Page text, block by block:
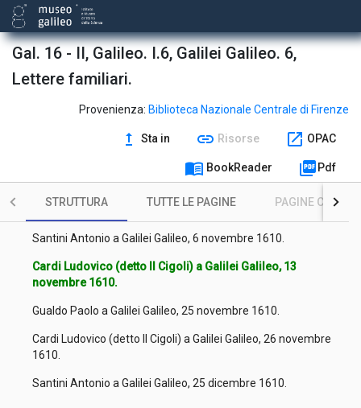
Gal. 16 - II, Galileo. I.6, Galilei Galileo. 6,
Lettere familiari.
Provenienza: Biblioteca Nazionale Centrale di Firenze
upgrade Sta in link Risorse open_in_new OPAC
menu_book BookReader picture_as_pdf Pdf
STRUTTURA TUTTE LE PAGINE PAGINE CON
Ciampoli Giovanni a Galilei Galileo, 24 luglio 1610.
Sertini Alessandro a Galilei Galileo, 7 agosto 1610.
Valerio Luca a Galilei Galileo, 23 ottobre 1610.
Segeth Thomas a Galilei Galileo, 24 ottobre 1610.
1610.
Santini Antonio a Galilei Galileo, 6 novembre 1610.
Cardi Ludovico (detto Il Cigoli) a Galilei Galileo, 13
novembre 1610.
Gualdo Paolo a Galilei Galileo, 25 novembre 1610.
Cardi Ludovico (detto Il Cigoli) a Galilei Galileo, 26 novembre
1610.
Santini Antonio a Galilei Galileo, 25 dicembre 1610.